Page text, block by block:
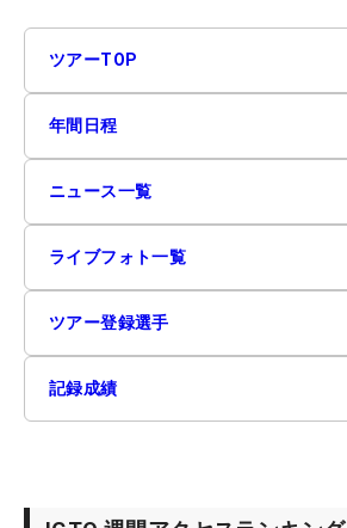
ツアーTOP
年間日程
ニュース一覧
ライブフォト一覧
ツアー登録選手
記録成績